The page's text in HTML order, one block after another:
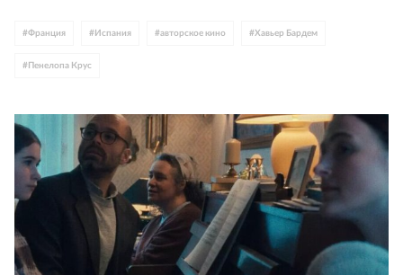
#Франция # Испания #авторское кино #Хавьер Бардем
# Пенелопа Крус